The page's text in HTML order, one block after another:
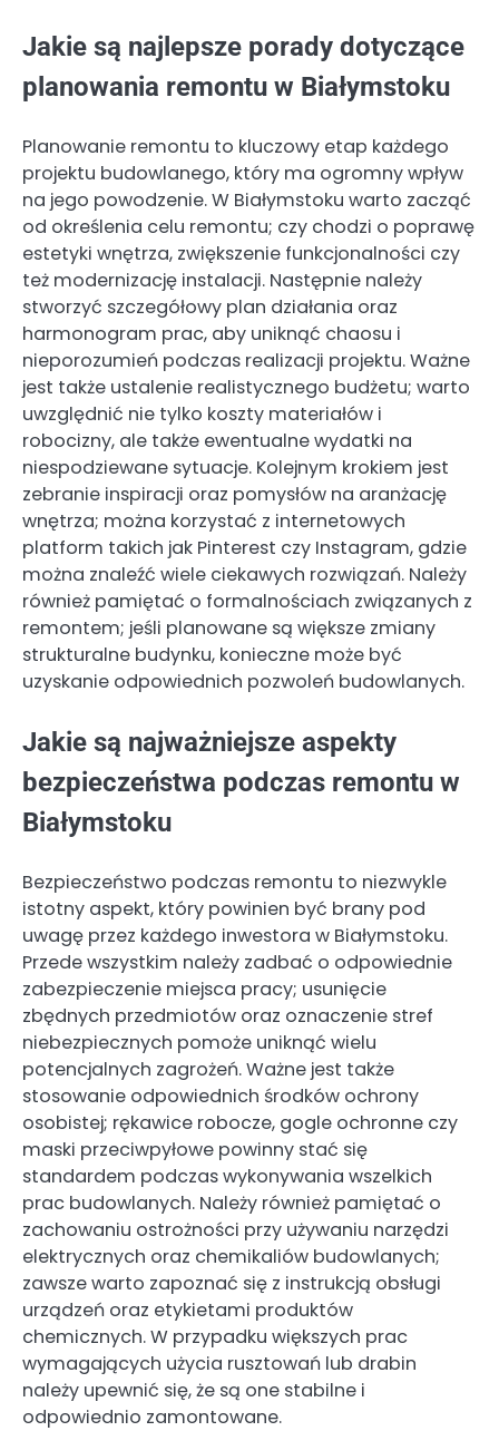
Jakie są najlepsze porady dotyczące
planowania remontu w Białymstoku
Planowanie remontu to kluczowy etap każdego
projektu budowlanego, który ma ogromny wpływ
na jego powodzenie. W Białymstoku warto zacząć
od określenia celu remontu; czy chodzi o poprawę
estetyki wnętrza, zwiększenie funkcjonalności czy
też modernizację instalacji. Następnie należy
stworzyć szczegółowy plan działania oraz
harmonogram prac, aby uniknąć chaosu i
nieporozumień podczas realizacji projektu. Ważne
jest także ustalenie realistycznego budżetu; warto
uwzględnić nie tylko koszty materiałów i
robocizny, ale także ewentualne wydatki na
niespodziewane sytuacje. Kolejnym krokiem jest
zebranie inspiracji oraz pomysłów na aranżację
wnętrza; można korzystać z internetowych
platform takich jak Pinterest czy Instagram, gdzie
można znaleźć wiele ciekawych rozwiązań. Należy
również pamiętać o formalnościach związanych z
remontem; jeśli planowane są większe zmiany
strukturalne budynku, konieczne może być
uzyskanie odpowiednich pozwoleń budowlanych.
Jakie są najważniejsze aspekty
bezpieczeństwa podczas remontu w
Białymstoku
Bezpieczeństwo podczas remontu to niezwykle
istotny aspekt, który powinien być brany pod
uwagę przez każdego inwestora w Białymstoku.
Przede wszystkim należy zadbać o odpowiednie
zabezpieczenie miejsca pracy; usunięcie
zbędnych przedmiotów oraz oznaczenie stref
niebezpiecznych pomoże uniknąć wielu
potencjalnych zagrożeń. Ważne jest także
stosowanie odpowiednich środków ochrony
osobistej; rękawice robocze, gogle ochronne czy
maski przeciwpyłowe powinny stać się
standardem podczas wykonywania wszelkich
prac budowlanych. Należy również pamiętać o
zachowaniu ostrożności przy używaniu narzędzi
elektrycznych oraz chemikaliów budowlanych;
zawsze warto zapoznać się z instrukcją obsługi
urządzeń oraz etykietami produktów
chemicznych. W przypadku większych prac
wymagających użycia rusztowań lub drabin
należy upewnić się, że są one stabilne i
odpowiednio zamontowane.